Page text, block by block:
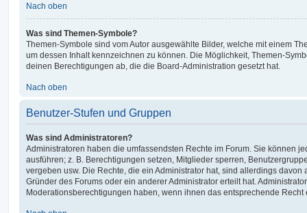
Nach oben
Was sind Themen-Symbole?
Themen-Symbole sind vom Autor ausgewählte Bilder, welche mit einem
um dessen Inhalt kennzeichnen zu können. Die Möglichkeit, Themen-
deinen Berechtigungen ab, die die Board-Administration gesetzt hat.
Nach oben
Benutzer-Stufen und Gruppen
Was sind Administratoren?
Administratoren haben die umfassendsten Rechte im Forum. Sie können
ausführen; z. B. Berechtigungen setzen, Mitglieder sperren,
vergeben usw. Die Rechte, die ein Administrator hat, sind allerdings
Gründer des Forums oder ein anderer Administrator erteilt hat.
Moderationsberechtigungen haben, wenn ihnen das entsprechende Recht